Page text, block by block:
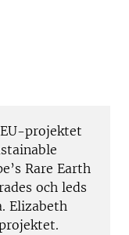
projektet
Rare Earth
och leds
Elizabeth